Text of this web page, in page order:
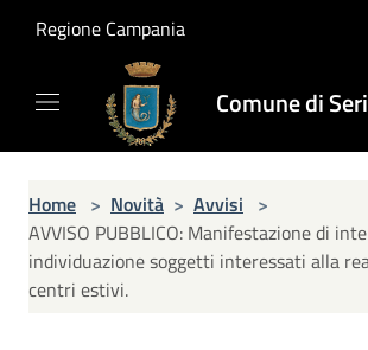
Regione Campania
Comune di
Home > Novità > Avvisi >
AVVISO PUBBLICO: Manifestazione di
individuazione soggetti interessati alla
centri estivi.